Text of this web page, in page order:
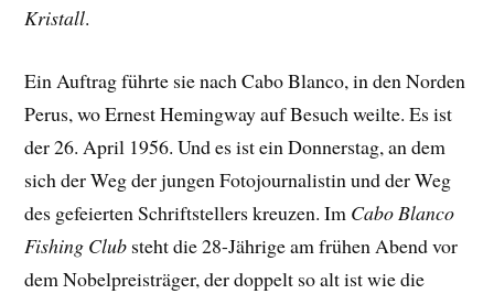
Kristall.
Ein Auftrag führte sie nach Cabo Blanco, in den Norden
Perus, wo Ernest Hemingway auf Besuch weilte. Es ist
der 26. April 1956. Und es ist ein Donnerstag, an dem
sich der Weg der jungen Fotojournalistin und der Weg
des gefeierten Schriftstellers kreuzen. Im Cabo Blanco
Fishing Club steht die 28-Jährige am frühen Abend vor
dem Nobelpreisträger, der doppelt so alt ist wie die